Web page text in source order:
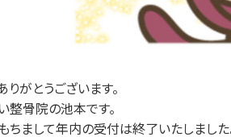
りがとうございます。
整骨院の池本です。
ちまして年内の受付は終了いたしました